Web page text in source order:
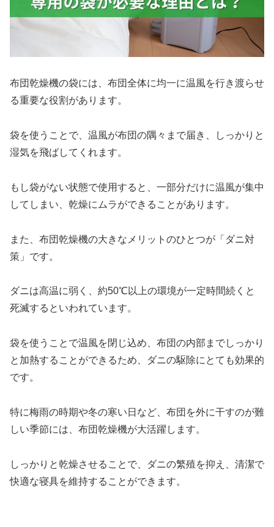
布団乾燥機の袋には、布団全体に均一に温風を行き渡らせ
る重要な役割があります。
袋を使うことで、温風が布団の隅々まで届き、しっかりと
湿気を飛ばしてくれます。
もし袋がない状態で使用すると、一部分だけに温風が集中
してしまい、乾燥にムラができることがあります。
また、布団乾燥機の大きなメリットのひとつが「ダニ対
策」です。
ダニは高温に弱く、約50℃以上の環境が一定時間続くと
死滅するといわれています。
袋を使うことで温風を閉じ込め、布団の内部までしっかり
と加熱することができるため、ダニの駆除にとても効果的
です。
特に梅雨の時期や冬の寒い日など、布団を外に干すのが難
しい季節には、布団乾燥機が大活躍します。
しっかりと乾燥させることで、ダニの繁殖を抑え、清潔で
快適な寝具を維持することができます。